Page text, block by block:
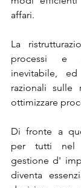
affari.
La
processi e
inevitabile,
razionali sulle
ottimizzare
Di fronte a
per tutti nel
gestione d'
diventa